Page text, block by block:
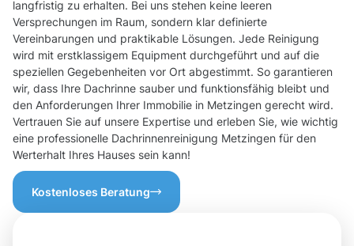
langfristig zu erhalten. Bei uns stehen keine leeren
Versprechungen im Raum, sondern klar definierte
Vereinbarungen und praktikable Lösungen. Jede Reinigung
wird mit erstklassigem Equipment durchgeführt und auf die
speziellen Gegebenheiten vor Ort abgestimmt. So garantieren
wir, dass Ihre Dachrinne sauber und funktionsfähig bleibt und
den Anforderungen Ihrer Immobilie in Metzingen gerecht wird.
Vertrauen Sie auf unsere Expertise und erleben Sie, wie wichtig
eine professionelle Dachrinnenreinigung Metzingen für den
Werterhalt Ihres Hauses sein kann!
Kostenloses Beratung